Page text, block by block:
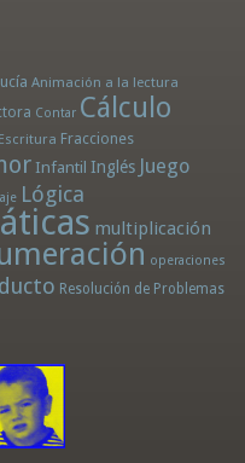
Animación a la lectura
Contar Cálculo
Escritura Fracciones
Infantil Inglés Juego
Lógica
multiplicación
operaciones
Resolución de Problemas